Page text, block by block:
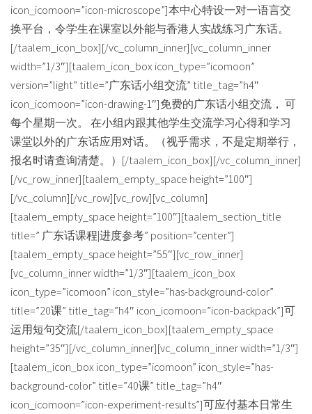
icon_icomoon=”icon-microscope”]本中心特设一对一语言交
换平台，令学生在课室以外能与香港人实战练习广东话。
[/taalem_icon_box][/vc_column_inner][vc_column_inner
width=”1/3″][taalem_icon_box icon_type=”icomoon”
version=”light” title=”广东话小组交流” title_tag=”h4″
icon_icomoon=”icon-drawing-1″]免费的广东话小组交流， 可
每个星期一次。 在小组内跟其他学生交流学习心得和学习
课堂以外的广东话应用对话。（视乎需求，不是定期举行，
报名时请查询清楚。）[/taalem_icon_box][/vc_column_inner]
[/vc_row_inner][taalem_empty_space height=”100″]
[/vc_column][/vc_row][vc_row][vc_column]
[taalem_empty_space height=”100″][taalem_section_title
title=” 广东话课程|进度参考” position=”center”]
[taalem_empty_space height=”55″][vc_row_inner]
[vc_column_inner width=”1/3″][taalem_icon_box
icon_type=”icomoon” icon_style=”has-background-color”
title=”20课” title_tag=”h4″ icon_icomoon=”icon-backpack”]可
运用短句交流[/taalem_icon_box][taalem_empty_space
height=”35″][/vc_column_inner][vc_column_inner width=”1/3″]
[taalem_icon_box icon_type=”icomoon” icon_style=”has-
background-color” title=”40课” title_tag=”h4″
icon_icomoon=”icon-experiment-results”]可应付基本日常生